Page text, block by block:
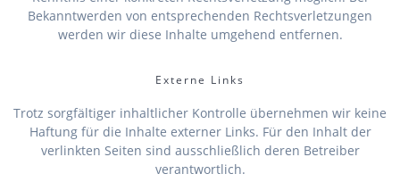
Bekanntwerden von entsprechenden Rechtsverletzungen
werden wir diese Inhalte umgehend entfernen.
Externe Links
Trotz sorgfältiger inhaltlicher Kontrolle übernehmen wir keine
Haftung für die Inhalte externer Links. Für den Inhalt der
verlinkten Seiten sind ausschließlich deren Betreiber
verantwortlich.